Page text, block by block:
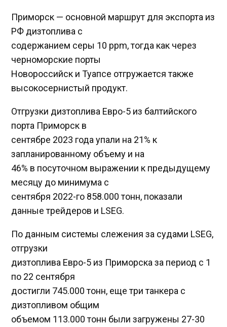
Приморск — основной маршрут для экспорта из
РФ дизтоплива с
содержанием серы 10 ppm, тогда как через
черноморские порты
Новороссийск и Туапсе отгружается также
высокосернистый продукт.
Отгрузки дизтоплива Евро-5 из балтийского
порта Приморск в
сентябре 2023 года упали на 21% к
запланированному объему и на
46% в посуточном выражении к предыдущему
месяцу до минимума с
сентября 2022-го 858.000 тонн, показали
данные трейдеров и LSEG.
По данным системы слежения за судами LSEG,
отгрузки
дизтоплива Евро-5 из Приморска за период с 1
по 22 сентября
достигли 745.000 тонн, еще три танкера с
дизтопливом общим
объемом 113.000 тонн были загружены 27-30